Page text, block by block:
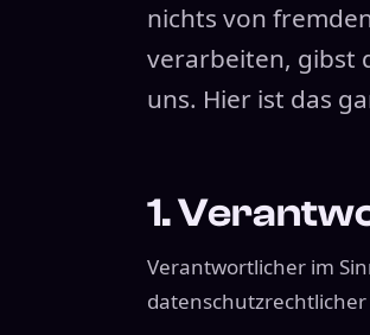
nichts von
verarbeiten, gibst
uns. Hier ist das
1.
Verantwortlicher im